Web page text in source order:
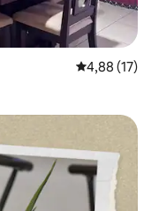
Priemerné
4,88 (17)